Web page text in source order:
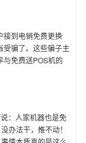
接到电销免费更换
受骗了。这些骗子主
与免费送POS机的
：人家机器也是免
办法干，推不动！